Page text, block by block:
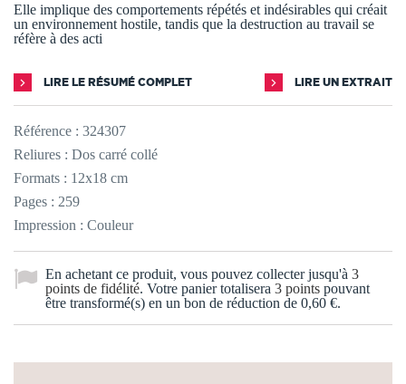
Elle implique des comportements répétés et indésirables qui créait
un environnement hostile, tandis que la destruction au travail se
réfère à des acti
LIRE LE RÉSUMÉ COMPLET LIRE UN EXTRAIT
Référence : 324307
Reliures : Dos carré collé
Formats : 12x18 cm
Pages : 259
Impression : Couleur
En achetant ce produit, vous pouvez collecter jusqu'à 3
points de fidélité. Votre panier totalisera 3 points pouvant
être transformé(s) en un bon de réduction de 0,60 €.